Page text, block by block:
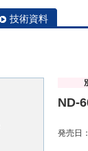
技術資料
ND-
発売日